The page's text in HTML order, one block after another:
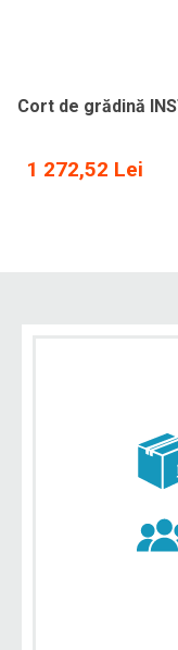
Cort de grădină
1 272,52 Lei